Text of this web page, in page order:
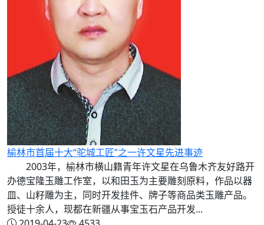
榆林市首届十大“驼城工匠”之一许文星先进事迹
2003年，榆林市横山籍青年许文星在乌鲁木齐友好路开
办德宝隆玉雕工作室，以和田玉为主要雕刻原料，作品以器
皿、山籽雕为主，同时开发挂件、牌子等商品类玉雕产品。
授徒十余人，现都在新疆从事宝玉石产品开发...